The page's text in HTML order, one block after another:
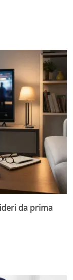
da prima